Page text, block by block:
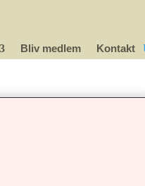
Bliv medlem Kontakt